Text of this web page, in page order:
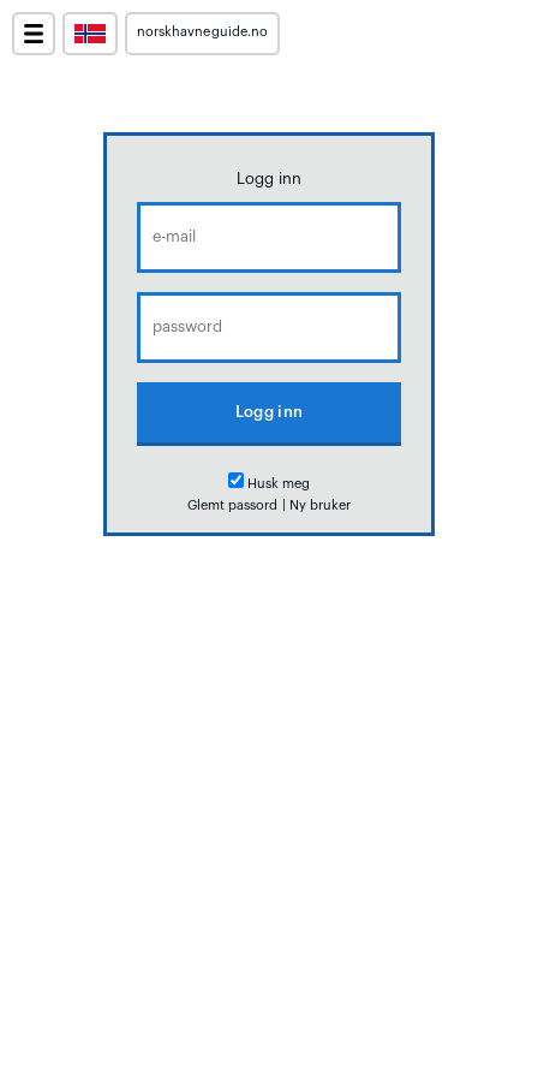
norskhavneguide.no
Logg inn
Husk meg
Glemt passord
Ny bruker